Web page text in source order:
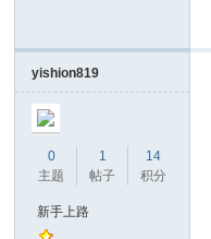
yishion819
0
主题
1
帖子
14
积分
新手上路